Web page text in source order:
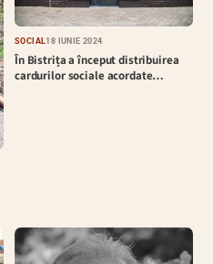
SOCIAL18 IUNIE 2024
În Bistrița a început distribuirea
cardurilor sociale acordate…